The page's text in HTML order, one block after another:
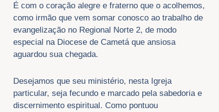
É com o coração alegre e fraterno que o acolhemos,
como irmão que vem somar conosco ao trabalho de
evangelização no Regional Norte 2, de modo
especial na Diocese de Cametá que ansiosa
aguardou sua chegada.
Desejamos que seu ministério, nesta Igreja
particular, seja fecundo e marcado pela sabedoria e
discernimento espiritual. Como pontuou